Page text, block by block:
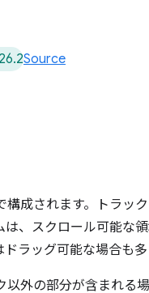
26.2Source
成されます。トラッ
、スクロール可能な
ラッグ可能な場合も多
外の部分が含まれる